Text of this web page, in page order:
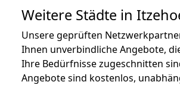
Weitere Städte in
Unsere geprüften
Ihnen unverbindliche Angebote,
Ihre Bedürfnisse zugeschnitten
Angebote sind kostenlos,